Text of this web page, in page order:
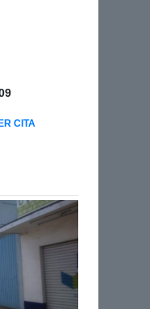
CITA